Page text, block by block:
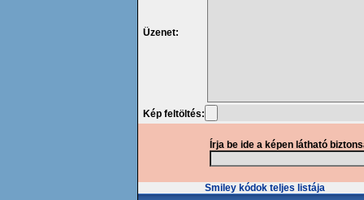
Üzenet:
Kép feltöltés:
Írja be ide a képen látható
Smiley kódok teljes listája